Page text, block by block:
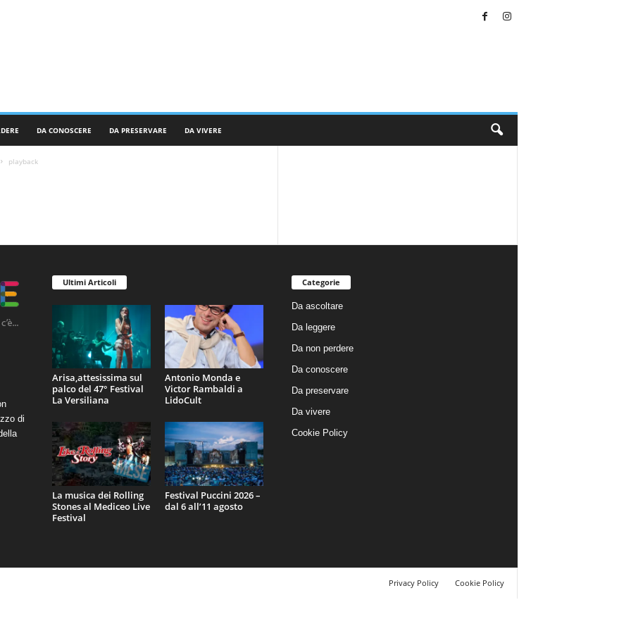
DA CONOSCERE DA PRESERVARE DA VIVERE
playback
di
Ultimi Articoli
Arisa,attesissima sul
palco del 47° Festival
La Versiliana
Antonio Monda e
Victor Rambaldi a
LidoCult
La musica dei Rolling
Stones al Mediceo Live
Festival
Festival Puccini 2026 –
dal 6 all’11 agosto
Categorie
Da ascoltare
Da leggere
Da non perdere
Da conoscere
Da preservare
Da vivere
Cookie Policy
Privacy Policy Cookie Policy